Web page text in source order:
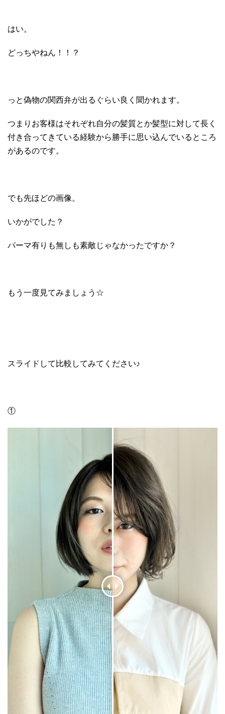
はい。
どっちやねん！！？
っと偽物の関西弁が出るぐらい良く聞かれます。
つまりお客様はそれぞれ自分の髪質とか髪型に対して長く
付き合ってきている経験から勝手に思い込んでいるところ
があるのです。
でも先ほどの画像。
いかがでした？
パーマ有りも無しも素敵じゃなかったですか？
もう一度見てみましょう☆
スライドして比較してみてください♪
①